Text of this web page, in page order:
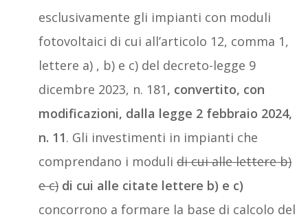
esclusivamente gli impianti con moduli
fotovoltaici di cui all’articolo 12, comma 1,
lettere a) , b) e c) del decreto-legge 9
dicembre 2023, n. 181, convertito, con
modificazioni, dalla legge 2 febbraio 2024,
n. 11. Gli investimenti in impianti che
comprendano i moduli di cui alle lettere b)
e c) di cui alle citate lettere b) e c)
concorrono a formare la base di calcolo del